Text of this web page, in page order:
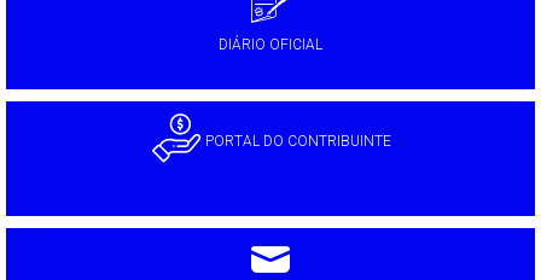
DIÁRIO OFICIAL
PORTAL DO CONTRIBUINTE